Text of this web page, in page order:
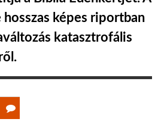
képes riportban
katasztrofális